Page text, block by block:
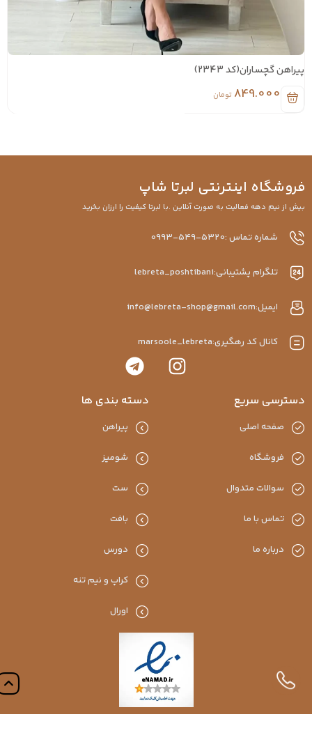
پیراهن گچساران(کد 2343)
849.000 تومان
فروشگاه اینترنتی لبرتا شاپ
بیش از نیم دهه فعالیت به صورت آنلاین .با لبرتا کیفیت را ارزان بخرید
شماره تماس :5320-549-0993
تلگرام پشتیبانی:lebreta_poshtibani
ایمیل:info@lebreta-shop@gmail.com
کانال کد رهگیری:marsoole_lebreta
دسترسی سریع
صفحه اصلی
فروشگاه
سوالات متدوال
تماس با ما
درباره ما
دسته بندی ها
پیراهن
شومیز
ست
بافت
دورس
کراپ و نیم تنه
اورال